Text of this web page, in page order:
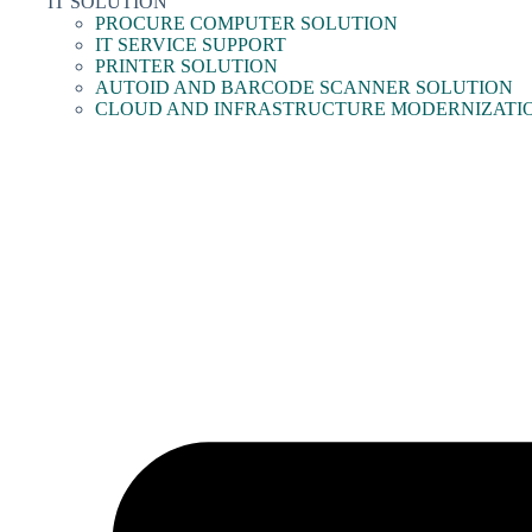
PROCURE COMPUTER SOLUTION
IT SERVICE SUPPORT
PRINTER SOLUTION
AUTOID AND BARCODE SCANNER SOLUTION
CLOUD AND INFRASTRUCTURE